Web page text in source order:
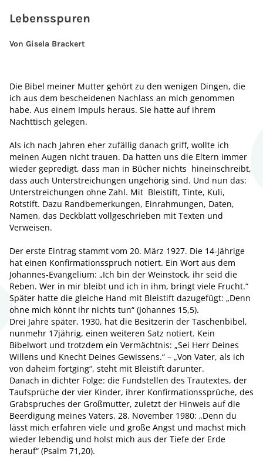
Lebensspuren
Von Gisela Brackert
Die Bibel meiner Mutter gehört zu den wenigen Dingen, die
ich aus dem bescheidenen Nachlass an mich genommen
habe. Aus einem Impuls heraus. Sie hatte auf ihrem
Nachttisch gelegen.
Als ich nach Jahren eher zufällig danach griff, wollte ich
meinen Augen nicht trauen. Da hatten uns die Eltern immer
wieder gepredigt, dass man in Bücher nichts hineinschreibt,
dass auch Unterstreichungen ungehörig sind. Und nun das:
Unterstreichungen ohne Zahl. Mit Bleistift, Tinte, Kuli,
Rotstift. Dazu Randbemerkungen, Einrahmungen, Daten,
Namen, das Deckblatt vollgeschrieben mit Texten und
Verweisen.
Der erste Eintrag stammt vom 20. März 1927. Die 14-Jährige
hat einen Konfirmationsspruch notiert. Ein Wort aus dem
Johannes-Evangelium: „Ich bin der Weinstock, ihr seid die
Reben. Wer in mir bleibt und ich in ihm, bringt viele Frucht.“
Später hatte die gleiche Hand mit Bleistift dazugefügt: „Denn
ohne mich könnt ihr nichts tun“ (Johannes 15,5).
Drei Jahre später, 1930, hat die Besitzerin der Taschenbibel,
nunmehr 17jährig, einen weiteren Satz notiert. Kein
Bibelwort und trotzdem ein Vermächtnis: „Sei Herr Deines
Willens und Knecht Deines Gewissens.“ – „Von Vater, als ich
von daheim fortging“, steht mit Bleistift darunter.
Danach in dichter Folge: die Fundstellen des Trautextes, der
Taufsprüche der vier Kinder, ihrer Konfirmationssprüche, des
Grabspruches der Großmutter, zuletzt der Hinweis auf die
Beerdigung meines Vaters, 28. November 1980: „Denn du
lässt mich erfahren viele und große Angst und machst mich
wieder lebendig und holst mich aus der Tiefe der Erde
herauf“ (Psalm 71,20).